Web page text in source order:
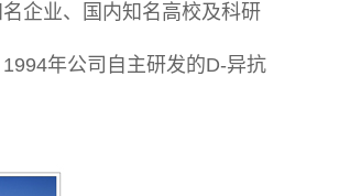
企业、国内知名高校及科研
年公司自主研发的D-异抗